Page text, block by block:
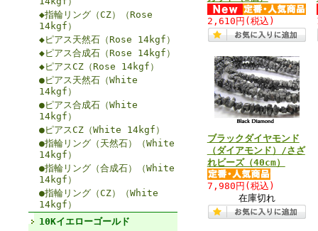
◆指輪リング（CZ）（Rose
14kgf）
◆ピアス天然石（Rose 14kgf）
◆ピアス合成石（Rose 14kgf）
◆ピアスCZ（Rose 14kgf）
●ピアス天然石（White
14kgf）
●ピアス合成石（White
14kgf）
●ピアスCZ（White 14kgf）
●指輪リング（天然石）（White
14kgf）
●指輪リング（合成石）（White
14kgf）
●指輪リング（CZ）（White
14kgf）
10Kイエローゴールド
2,610円 (税込)
ブラックダイヤモンド
（ダイアモンド）/さざ
れビーズ（40cm）
7,980円 (税込)
在庫切れ